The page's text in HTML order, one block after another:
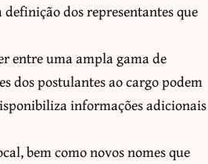
dos representantes que
entre uma ampla gama de
dos postulantes ao cargo podem
informações adicionais
bem como novos nomes que